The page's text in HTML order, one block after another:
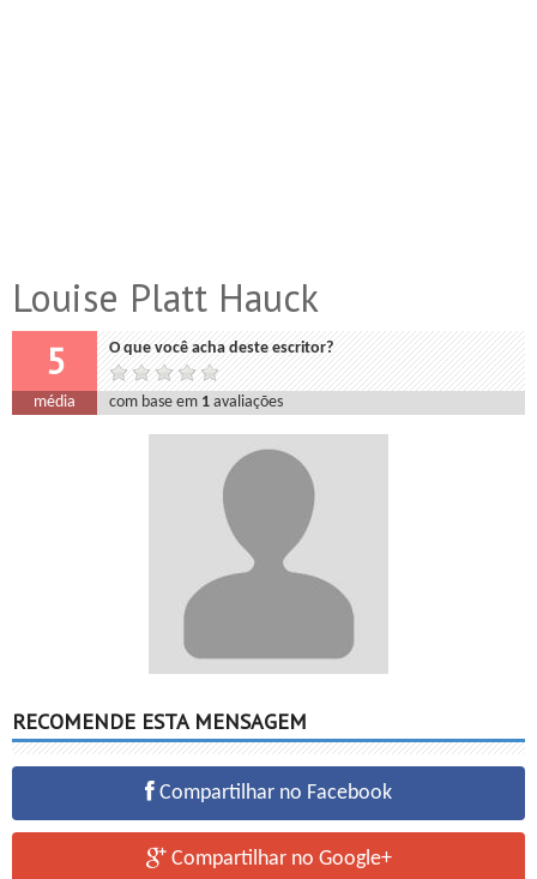
Louise Platt Hauck
5 O que você acha deste escritor?
média com base em 1 avaliações
RECOMENDE ESTA MENSAGEM
Compartilhar no Facebook
Compartilhar no Google+